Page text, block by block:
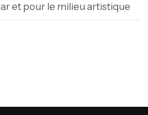
et pour le milieu artistique